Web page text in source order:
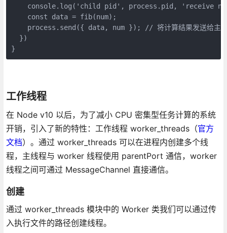
console.log('child pid', process.pid, 'receive
    const data = fib(num);
process.send({ data, num }); // 将计算结果发送给主
  })
工作线程
在 Node v10 以后，为了减小 CPU 密集型任务计算的系统
开销，引入了新的特性：工作线程 worker_threads（官方
文档）。通过 worker_threads 可以在进程内创建多个线
程，主线程与 worker 线程使用 parentPort 通信，worker
线程之间可通过 MessageChannel 直接通信。
创建
通过 worker_threads 模块中的 Worker 类我们可以通过传
入执行文件的路径创建线程。